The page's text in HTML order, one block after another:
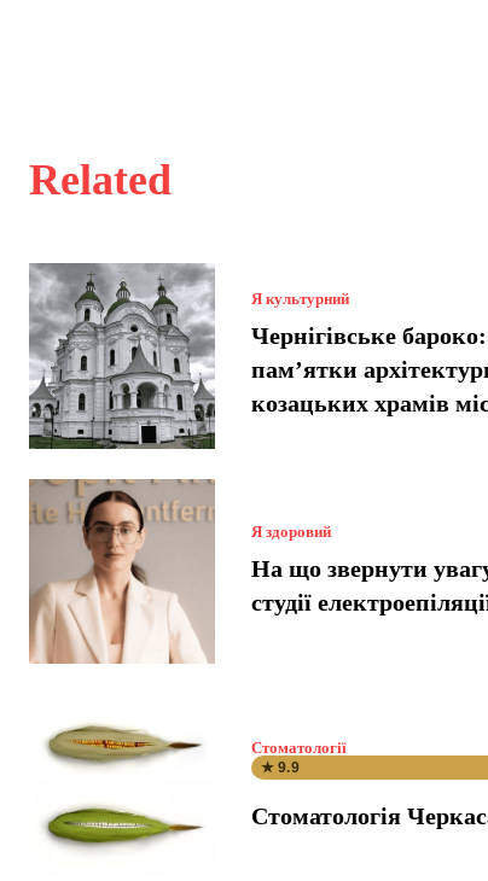
Related
Я культурний
Чернігівське
пам’ятки
козацьких храмів
Я здоровий
На що звернути
студії
Стоматології
★ 9.9
Стоматологія